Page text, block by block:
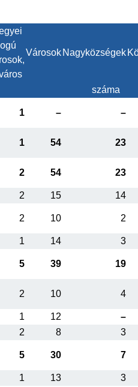
Városok Nagyközségek
száma
1 – –
1 54 23
2 54 23
2 15
14
2 10 2
1 14
3
5 39 19
2 10 4
1 12
–
2 8
3
5 30 7
1 13
3